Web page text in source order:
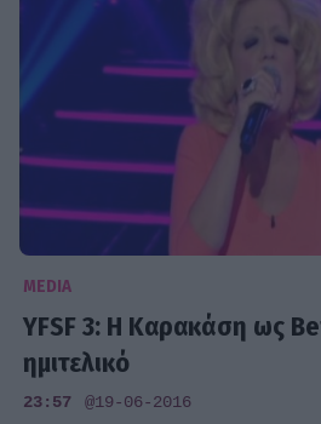
MEDIA
YFSF 3: Η Καρακάση ως
ημιτελικό
23:57 @19-06-2016